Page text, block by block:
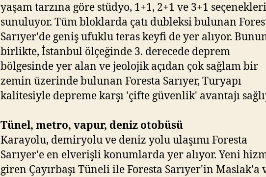
yaşam tarzına göre stüdyo, 1+1, 2+1 ve 3+1 seçenekleri
sunuluyor. Tüm bloklarda çatı dubleksi bulunan
Sarıyer'de geniş ufuklu teras keyfi de yer alıyor.
birlikte, İstanbul ölçeğinde 3. derecede deprem
bölgesinde yer alan ve jeolojik açıdan çok sağlam bir
zemin üzerinde bulunan Foresta Sarıyer, Turyapı
kalitesiyle depreme karşı 'çifte güvenlik' avantajı
Tünel, metro, vapur, deniz otobüsü
Karayolu, demiryolu ve deniz yolu ulaşımı Foresta
Sarıyer'e en elverişli konumlarda yer alıyor. Yeni
giren Çayırbaşı Tüneli ile Foresta Sarıyer'in Maslak'a